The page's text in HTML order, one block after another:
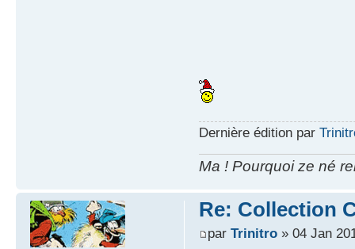
Dernière édition par
Ma ! Pourquoi ze né
Re: Collection
par Trinitro» 04 Jan